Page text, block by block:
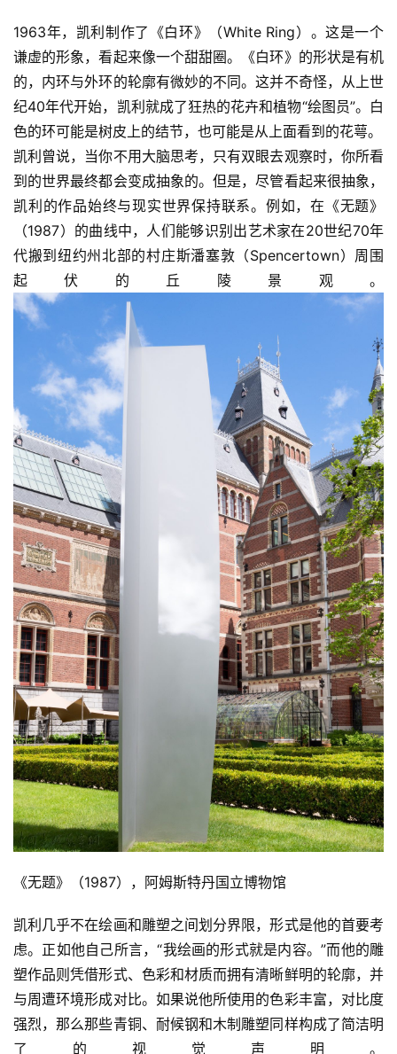
首
页
艺
坛
讯
书
法
征
稿
学
1963年，凯利制作了《白环》（White Ring）。这是一个
谦虚的形象，看起来像一个甜甜圈。《白环》的形状是有机
的，内环与外环的轮廓有微妙的不同。这并不奇怪，从上世
纪40年代开始，凯利就成了狂热的花卉和植物“绘图员”。白
色的环可能是树皮上的结节，也可能是从上面看到的花萼。
凯利曾说，当你不用大脑思考，只有双眼去观察时，你所看
到的世界最终都会变成抽象的。但是，尽管看起来很抽象，
凯利的作品始终与现实世界保持联系。例如，在《无题》
（1987）的曲线中，人们能够识别出艺术家在20世纪70年
代搬到纽约州北部的村庄斯潘塞敦（Spencertown）周围
起伏的丘陵景观。
《无题》（1987），阿姆斯特丹国立博物馆
凯利几乎不在绘画和雕塑之间划分界限，形式是他的首要考
虑。正如他自己所言，“我绘画的形式就是内容。”而他的雕
塑作品则凭借形式、色彩和材质而拥有清晰鲜明的轮廓，并
与周遭环境形成对比。如果说他所使用的色彩丰富，对比度
强烈，那么那些青铜、耐候钢和木制雕塑同样构成了简洁明
了的视觉声明。